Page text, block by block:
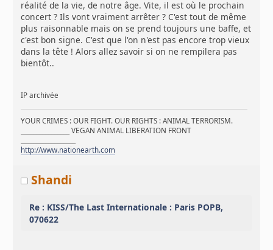
réalité de la vie, de notre âge. Vite, il est où le prochain
concert ? Ils vont vraiment arrêter ? C'est tout de même
plus raisonnable mais on se prend toujours une baffe, et
c'est bon signe. C'est que l'on n'est pas encore trop vieux
dans la tête ! Alors allez savoir si on ne rempilera pas
bientôt..
IP archivée
YOUR CRIMES : OUR FIGHT. OUR RIGHTS : ANIMAL TERRORISM.
________________ VEGAN ANIMAL LIBERATION FRONT
http://www.nationearth.com
Shandi
Re : KISS/The Last Internationale : Paris POPB,
070622